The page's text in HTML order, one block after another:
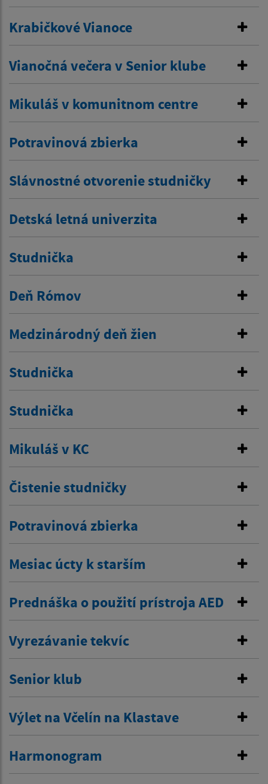
Krabičkové Vianoce
Vianočná večera v Senior klube
Mikuláš v komunitnom centre
Potravinová zbierka
Slávnostné otvorenie studničky
Detská letná univerzita
Studnička
Deň Rómov
Medzinárodný deň žien
Studnička
Studnička
Mikuláš v KC
Čistenie studničky
Potravinová zbierka
Mesiac úcty k starším
Prednáška o použití prístroja AED
Vyrezávanie tekvíc
Senior klub
Výlet na Včelín na Klastave
Harmonogram